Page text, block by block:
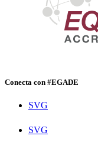
Conecta con #EGADE
SVG
SVG